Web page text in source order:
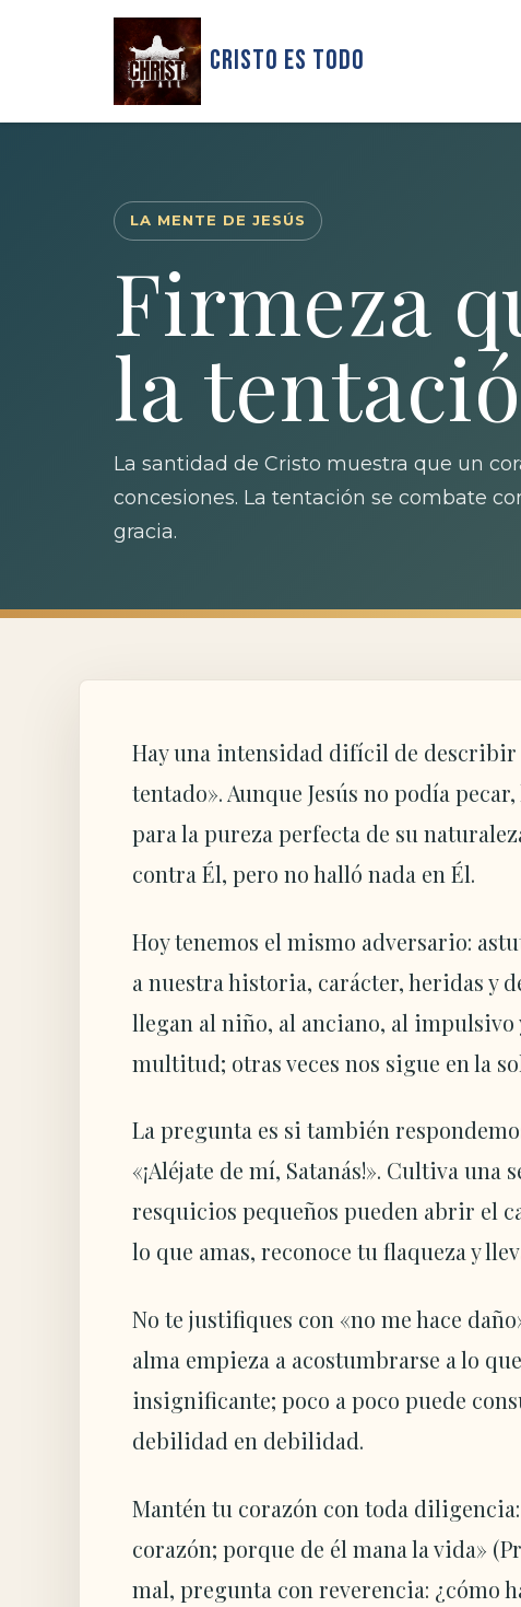
Cristo Es Todo
LA MENTE DE JESÚS
Firmeza
la
La santidad de Cristo muestra que un
concesiones. La tentación se combate
gracia.
Hay una intensidad difícil de describir
tentado». Aunque Jesús no podía
para la pureza perfecta de su
contra Él, pero no halló nada en Él.
Hoy tenemos el mismo adversario:
a nuestra historia, carácter, heridas y
llegan al niño, al anciano, al impulsivo
multitud; otras veces nos sigue en la
La pregunta es si también
«¡Aléjate de mí, Satanás!». Cultiva
resquicios pequeños pueden abrir el
lo que amas, reconoce tu flaqueza y
No te justifiques con «no me hace
alma empieza a acostumbrarse a lo
insignificante; poco a poco puede
debilidad en debilidad.
Mantén tu corazón con toda
corazón; porque de él mana la vida»
mal, pregunta con reverencia: ¿cómo